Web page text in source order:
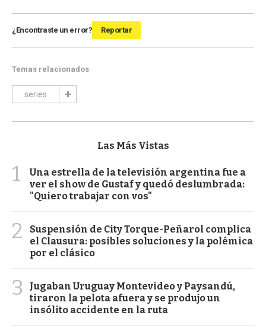
¿Encontraste un error? Reportar
Temas relacionados
series
Las Más Vistas
1
Una estrella de la televisión argentina fue a
ver el show de Gustaf y quedó deslumbrada:
"Quiero trabajar con vos"
2
Suspensión de City Torque-Peñarol complica
el Clausura: posibles soluciones y la polémica
por el clásico
3
Jugaban Uruguay Montevideo y Paysandú,
tiraron la pelota afuera y se produjo un
insólito accidente en la ruta